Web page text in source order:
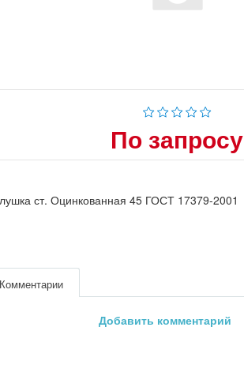
По запросу
ст. Оцинкованная 45 ГОСТ 17379-2001
Добавить комментарий